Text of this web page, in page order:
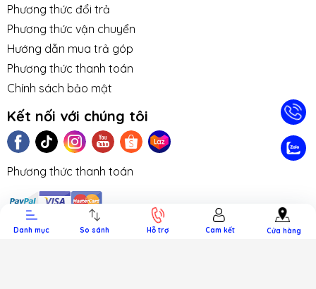
TIN TỨC TUYỂN DỤNG
NHƯỢNG
QUYỀN
TRA CỨU
HÀNH
Phương thức đổi trả
Phương thức vận chuyển
Hướng dẫn mua trả góp
Phương thức thanh toán
Chính sách bảo mật
Kết nối với chúng tôi
Phương thức thanh toán
Danh mục So sánh Hỗ trợ Cam kết Cửa hàng